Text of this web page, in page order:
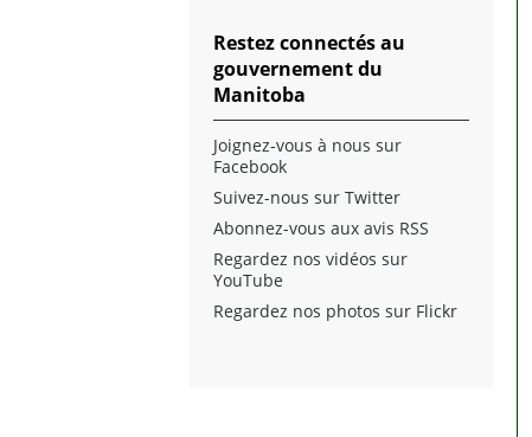
Restez connectés au
gouvernement du
Manitoba
Joignez-vous à nous sur
Facebook
Suivez-nous sur Twitter
Abonnez-vous aux avis RSS
Regardez nos vidéos sur
YouTube
Regardez nos photos sur Flickr